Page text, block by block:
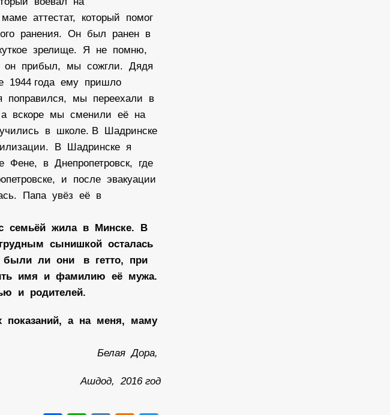
аттестат, который помог
ранения. Он был ранен в
зрелище. Я не помню,
он прибыл, мы сожгли. Дядя
1944 года ему пришло
поправился, мы переехали в
вскоре мы сменили её на
в школе. В Шадринске
В Шадринске я
Фене, в Днепропетровск, где
и после эвакуации
Папа увёз её в
семьёй жила в Минске. В
сынишкой осталась
были ли они в гетто, при
имя и фамилию её мужа.
и родителей.
а на меня, маму
Белая Дора,
Ашдод, 2016 год